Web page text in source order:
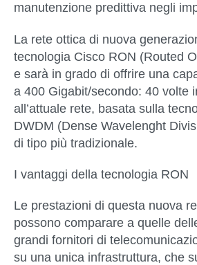
manutenzione predittiva negli
La rete ottica di nuova
tecnologia Cisco RON (Routed
e sarà in grado di offrire una
a 400 Gigabit/secondo: 40 volte
all’attuale rete, basata sulla
DWDM (Dense Wavelenght
di tipo più tradizionale.
I vantaggi della tecnologia RON
Le prestazioni di questa nuova
possono comparare a quelle
grandi fornitori di
su una unica infrastruttura, che